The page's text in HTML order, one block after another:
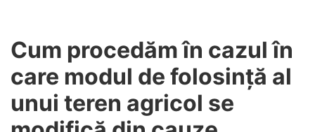
Cum procedăm în cazul în
care modul de folosință al
unui teren agricol se